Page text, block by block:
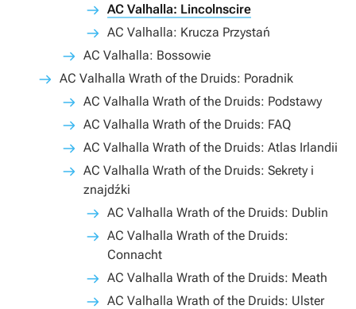
AC Valhalla: Lincolnscire
AC Valhalla: Krucza Przystań
AC Valhalla: Bossowie
AC Valhalla Wrath of the Druids: Poradnik
AC Valhalla Wrath of the Druids: Podstawy
AC Valhalla Wrath of the Druids: FAQ
AC Valhalla Wrath of the Druids: Atlas Irlandii
AC Valhalla Wrath of the Druids: Sekrety i
znajdźki
AC Valhalla Wrath of the Druids: Dublin
AC Valhalla Wrath of the Druids:
Connacht
AC Valhalla Wrath of the Druids: Meath
AC Valhalla Wrath of the Druids: Ulster